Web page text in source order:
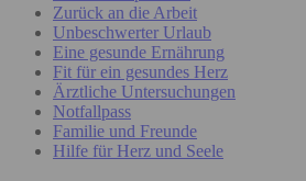
Zurück an die Arbeit
Unbeschwerter Urlaub
Eine gesunde Ernährung
Fit für ein gesundes Herz
Ärztliche Untersuchungen
Notfallpass
Familie und Freunde
Hilfe für Herz und Seele